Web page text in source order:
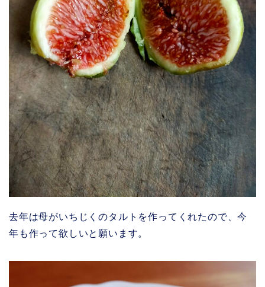
去年は母がいちじくのタルトを作ってくれたので、今
年も作って欲しいと願います。